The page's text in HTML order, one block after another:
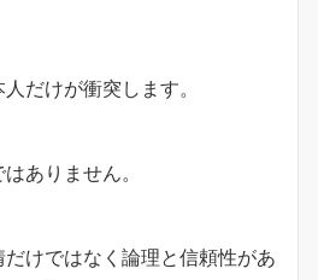
だけが衝突します。
ありません。
けではなく論理と信頼性があ